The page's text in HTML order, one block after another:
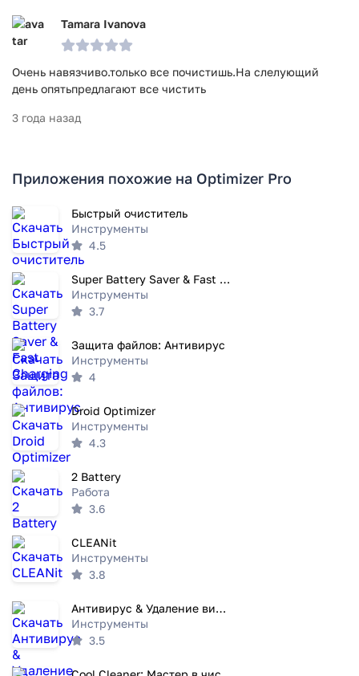
Tamara Ivanova
Очень навязчиво.только все почистишь.На слелующий
день опятьпредлагают все чистить
3 года назад
Приложения похожие на Optimizer Pro
Быстрый очиститель
Инструменты
4.5
Super Battery Saver & Fast Charging
Инструменты
3.7
Защита файлов: Антивирус
Инструменты
4
Droid Optimizer
Инструменты
4.3
2 Battery
Работа
3.6
CLEANit
Инструменты
3.8
Aнтивирус & Удаление вирусовв
Инструменты
3.5